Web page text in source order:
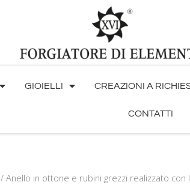
GIOIELLI CREAZIONI A
CONTATTI
/ Anello in ottone e rubini grezzi realizzato